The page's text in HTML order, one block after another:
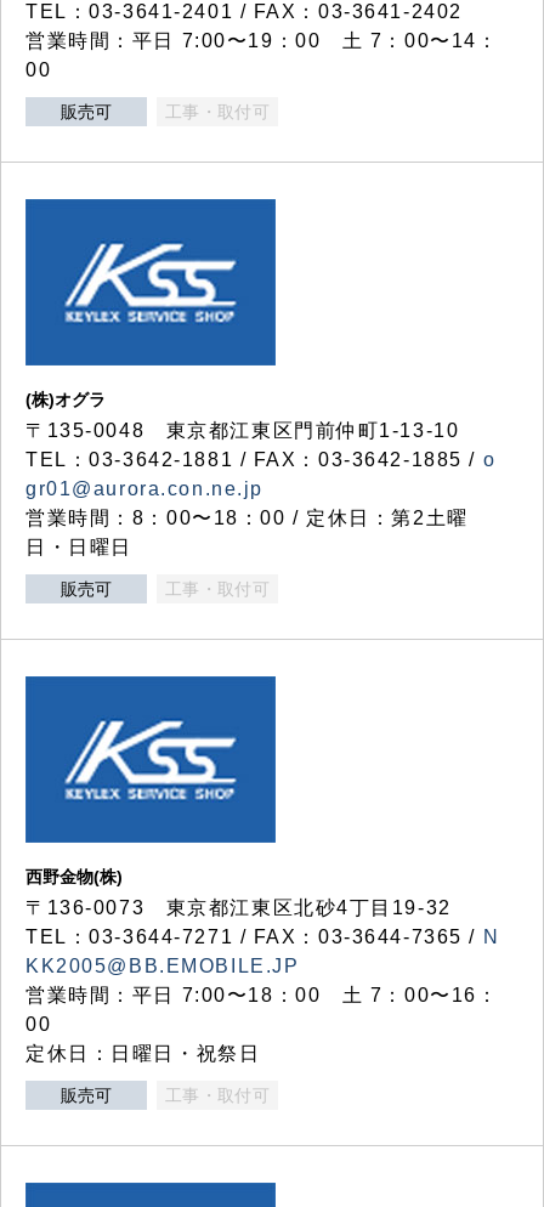
TEL：03-3641-2401 / FAX：03-3641-2402
営業時間：平日 7:00〜19：00 土 7：00〜14：
00
販売可 工事・取付可
(株)オグラ
〒135-0048 東京都江東区門前仲町1-13-10
TEL：03-3642-1881 / FAX：03-3642-1885 / o
gr01@aurora.con.ne.jp
営業時間：8：00〜18：00 / 定休日：第2土曜
日・日曜日
販売可 工事・取付可
西野金物(株)
〒136-0073 東京都江東区北砂4丁目19-32
TEL：03‐3644‐7271 / FAX：03-3644-7365 / N
KK2005@BB.EMOBILE.JP
営業時間：平日 7:00〜18：00 土 7：00〜16：
00
定休日：日曜日・祝祭日
販売可 工事・取付可